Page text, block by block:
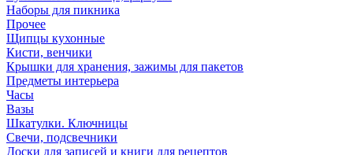
Наборы для пикника
Прочее
Щипцы кухонные
Кисти, венчики
Крышки для хранения, зажимы для пакетов
Предметы интерьера
Часы
Вазы
Шкатулки. Ключницы
Свечи, подсвечники
Доски для записей и книги для рецептов